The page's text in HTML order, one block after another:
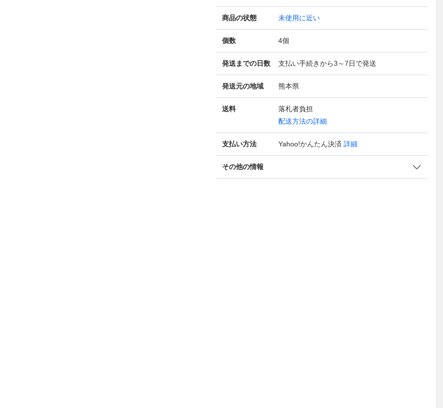
商品の状態 未使用に近い
個数 4個
発送までの日数 支払い手続きから3～7日で発送
発送元の地域 熊本県
送料
落札者負担
配送方法の詳細
支払い方法 Yahoo!かんたん決済 詳細
その他の情報